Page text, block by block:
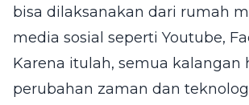
bisa dilaksanakan dari rumah
media sosial seperti Youtube,
Karena itulah, semua
perubahan zaman dan